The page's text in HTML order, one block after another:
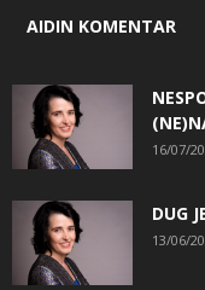
AIDIN KOMENTAR
16/07/
DUG
13/06/